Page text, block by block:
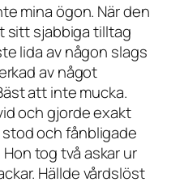
mina ögon. När den
sitt sjabbiga tilltag
lida av någon slags
av något
att inte mucka.
och gjorde exakt
stod och fånbligade
tog två askar ur
Hällde vårdslöst